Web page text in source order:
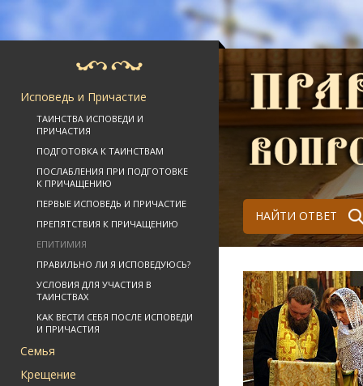
Исповедь и Причастие
ТАИНСТВА ИСПОВЕДИ И
ПРИЧАСТИЯ
ПОДГОТОВКА К ТАИНСТВАМ
ПОСЛАБЛЕНИЯ ПРИ ПОДГОТОВКЕ
К ПРИЧАЩЕНИЮ
ПЕРВЫЕ ИСПОВЕДЬ И ПРИЧАСТИЕ
ПРЕПЯТСТВИЯ К ПРИЧАЩЕНИЮ
ЕПИТИМИЯ
ПРАВИЛЬНО ЛИ Я ИСПОВЕДУЮСЬ?
УСЛОВИЯ ДЛЯ УЧАСТИЯ В
ТАИНСТВАХ
КАК ВЕСТИ СЕБЯ ПОСЛЕ ИСПОВЕДИ
И ПРИЧАСТИЯ
Семья
Крещение
НАЙТИ ОТВЕТ